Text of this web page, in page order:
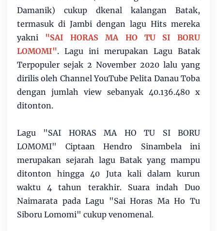
Damanik) cukup dkenal kalangan Batak,
termasuk di Jambi dengan lagu Hits mereka
yakni "SAI HORAS MA HO TU SI BORU
LOMOMI". Lagu ini merupakan Lagu Batak
Terpopuler sejak 2 November 2020 lalu yang
dirilis oleh Channel YouTube Pelita Danau Toba
dengan jumlah view sebanyak 40.136.480 x
ditonton.
Lagu "SAI HORAS MA HO TU SI BORU
LOMOMI" Ciptaan Hendro Sinambela ini
merupakan sejarah lagu Batak yang mampu
ditonton hingga 40 Juta kali dalam kurun
waktu 4 tahun terakhir. Suara indah Duo
Naimarata pada Lagu "Sai Horas Ma Ho Tu
Siboru Lomomi" cukup venomenal.